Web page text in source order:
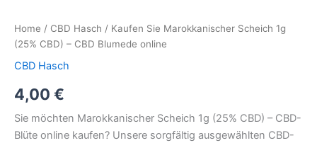
Home / CBD Hasch / Kaufen Sie Marokkanischer Scheich 1g
(25% CBD) – CBD Blumede online
CBD Hasch
4,00 €
Sie möchten Marokkanischer Scheich 1g (25% CBD) – CBD-
Blüte online kaufen? Unsere sorgfältig ausgewählten CBD-